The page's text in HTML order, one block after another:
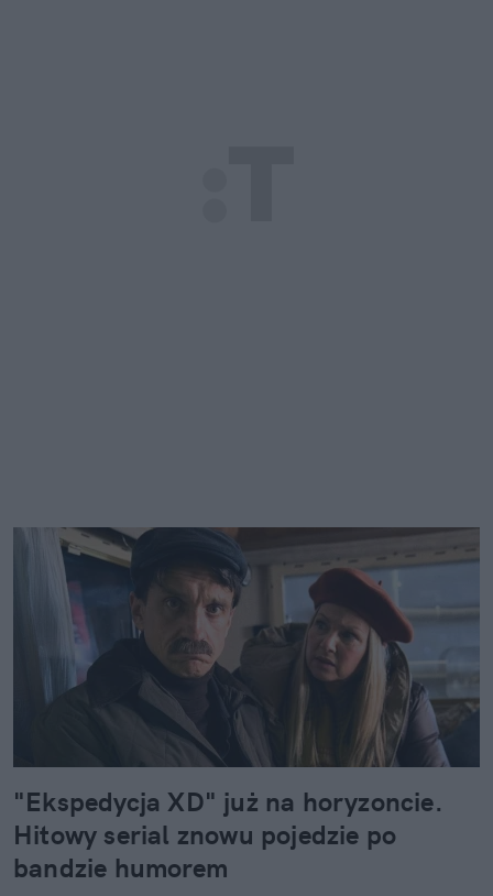
"Ekspedycja XD" już na horyzoncie.
Hitowy serial znowu pojedzie po
bandzie humorem